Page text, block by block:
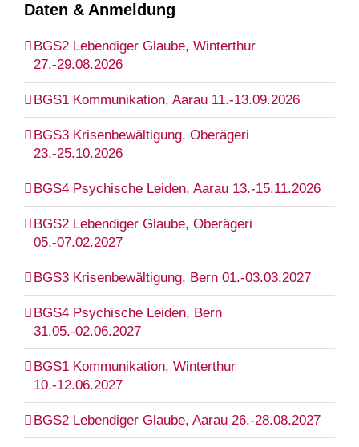
Daten & Anmeldung
BGS2 Lebendiger Glaube, Winterthur
27.-29.08.2026
BGS1 Kommunikation, Aarau 11.-13.09.2026
BGS3 Krisenbewältigung, Oberägeri
23.-25.10.2026
BGS4 Psychische Leiden, Aarau 13.-15.11.2026
BGS2 Lebendiger Glaube, Oberägeri
05.-07.02.2027
BGS3 Krisenbewältigung, Bern 01.-03.03.2027
BGS4 Psychische Leiden, Bern
31.05.-02.06.2027
BGS1 Kommunikation, Winterthur
10.-12.06.2027
BGS2 Lebendiger Glaube, Aarau 26.-28.08.2027